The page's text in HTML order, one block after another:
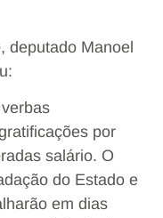
deputado Manoel
por
salário. O
do Estado e
em dias